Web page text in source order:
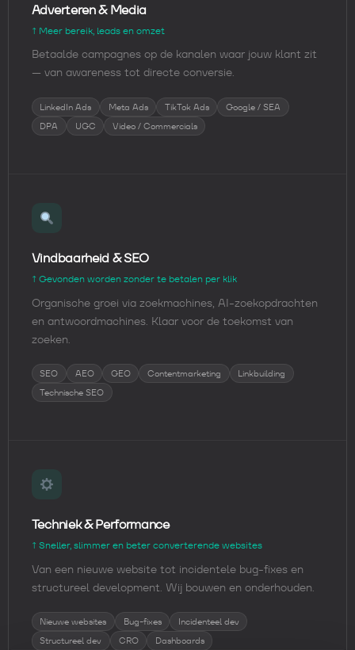
Adverteren & Media
↑ Meer bereik, leads en omzet
Betaalde campagnes op de kanalen waar jouw klant zit
— van awareness tot directe conversie.
LinkedIn Ads Meta Ads TikTok Ads
Google / SEA
DPA
UGC Video / Commercials
Vindbaarheid & SEO
↑ Gevonden worden zonder te betalen per klik
Organische groei via zoekmachines, AI-zoekopdrachten
en antwoordmachines. Klaar voor de toekomst van
zoeken.
SEO AEO GEO Contentmarketing
Linkbuilding
Technische SEO
Techniek & Performance
↑ Sneller, slimmer en beter converterende websites
Van een nieuwe website tot incidentele bug-fixes en
structureel development. Wij bouwen en onderhouden.
Nieuwe websites Bug-fixes
Incidenteel dev
Structureel dev
CRO Dashboards